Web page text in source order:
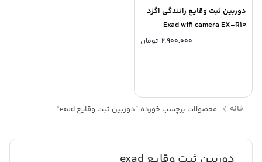
دوربین ثبت وقایع رانندگی اگزد
Exad wifi camera EX-R10
۲,۹۰۰,۰۰۰ تومان
خانه محصولات برچسب خورده “دوربین ثبت وقایع exad”